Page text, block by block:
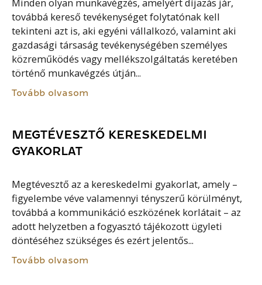
Minden olyan munkavégzés, amelyért díjazás jár,
továbbá kereső tevékenységet folytatónak kell
tekinteni azt is, aki egyéni vállalkozó, valamint aki
gazdasági társaság tevékenységében személyes
közreműködés vagy mellékszolgáltatás keretében
történő munkavégzés útján...
Tovább olvasom
MEGTÉVESZTŐ KERESKEDELMI
GYAKORLAT
Megtévesztő az a kereskedelmi gyakorlat, amely –
figyelembe véve valamennyi tényszerű körülményt,
továbbá a kommunikáció eszközének korlátait – az
adott helyzetben a fogyasztó tájékozott ügyleti
döntéséhez szükséges és ezért jelentős...
Tovább olvasom